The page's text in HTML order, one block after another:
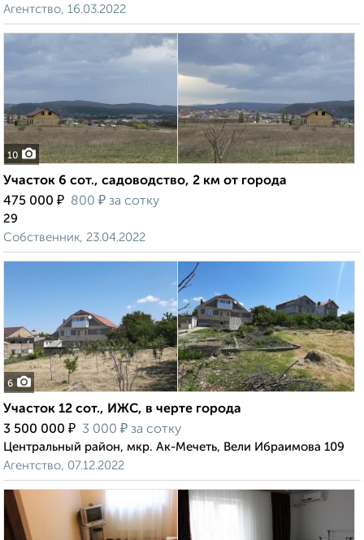
Агентство, 16.03.2022
10
Участок 6 сот., садоводство, 2 км от города
475 000 ₽ 800 ₽ за сотку
29
Собственник, 23.04.2022
6
Участок 12 сот., ИЖС, в черте города
3 500 000 ₽ 3 000 ₽ за сотку
Центральный район, мкр. Ак-Мечеть, Вели Ибраимова 109
Агентство, 07.12.2022